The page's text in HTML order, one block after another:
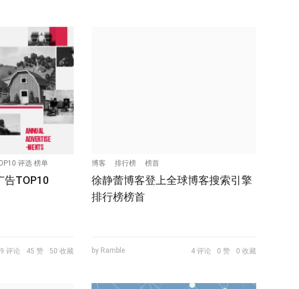
评选 榜单
告TOP10
9 评论 45 赞 50 收藏
博客 排行榜 榜首
徐静蕾博客登上全球博客搜索引擎
排行榜榜首
by Ramble 4 评论 0 赞 0 收藏